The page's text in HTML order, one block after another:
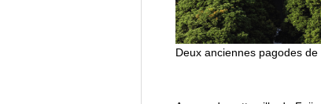
Deux anciennes pagodes